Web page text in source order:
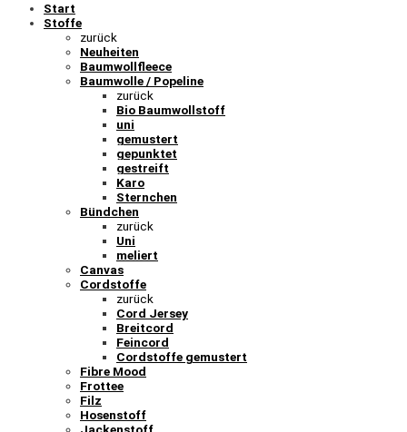
Start
Stoffe
zurück
Neuheiten
Baumwollfleece
Baumwolle / Popeline
zurück
Bio Baumwollstoff
uni
gemustert
gepunktet
gestreift
Karo
Sternchen
Bündchen
zurück
Uni
meliert
Canvas
Cordstoffe
zurück
Cord Jersey
Breitcord
Feincord
Cordstoffe gemustert
Fibre Mood
Frottee
Filz
Hosenstoff